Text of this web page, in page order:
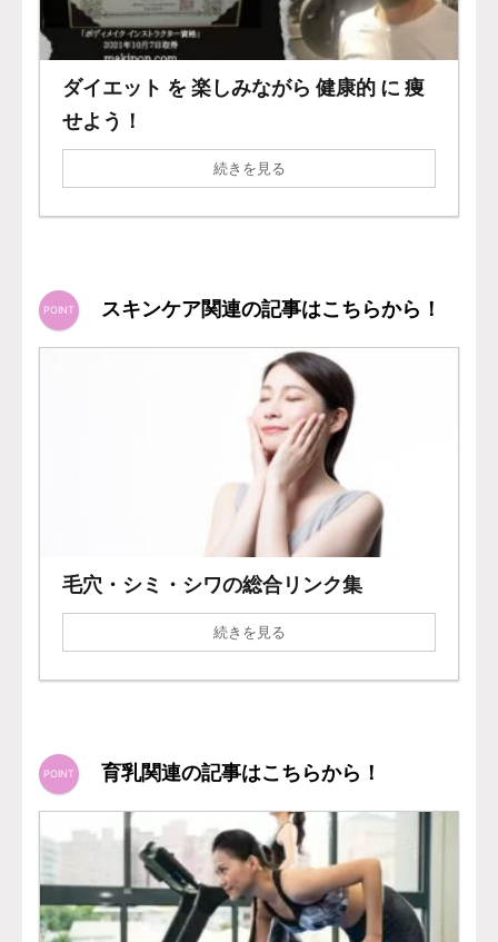
ダイエット を 楽しみながら 健康的 に 痩
せよう！
続きを見る
スキンケア関連の記事はこちらから！
毛穴・シミ・シワの総合リンク集
続きを見る
育乳関連の記事はこちらから！